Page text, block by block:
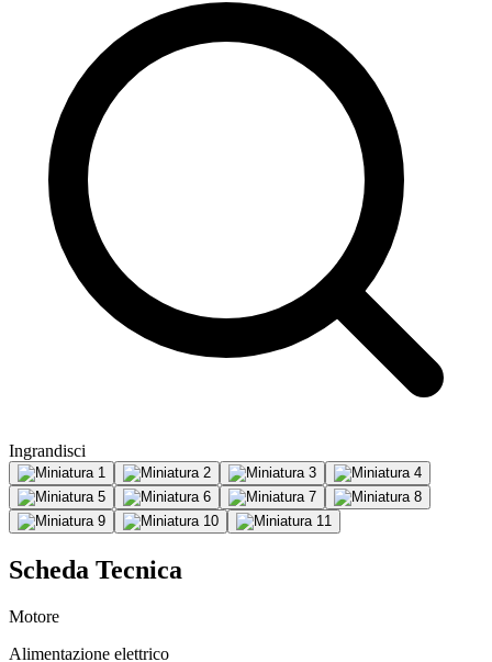
Ingrandisci
Scheda Tecnica
Motore
Alimentazione elettrico